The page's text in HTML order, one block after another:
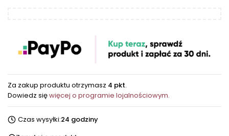
Za zakup produktu otrzymasz 4 pkt.
Dowiedz sięwięcej o programie lojalnościowym.
Czas wysyłki:24 godziny